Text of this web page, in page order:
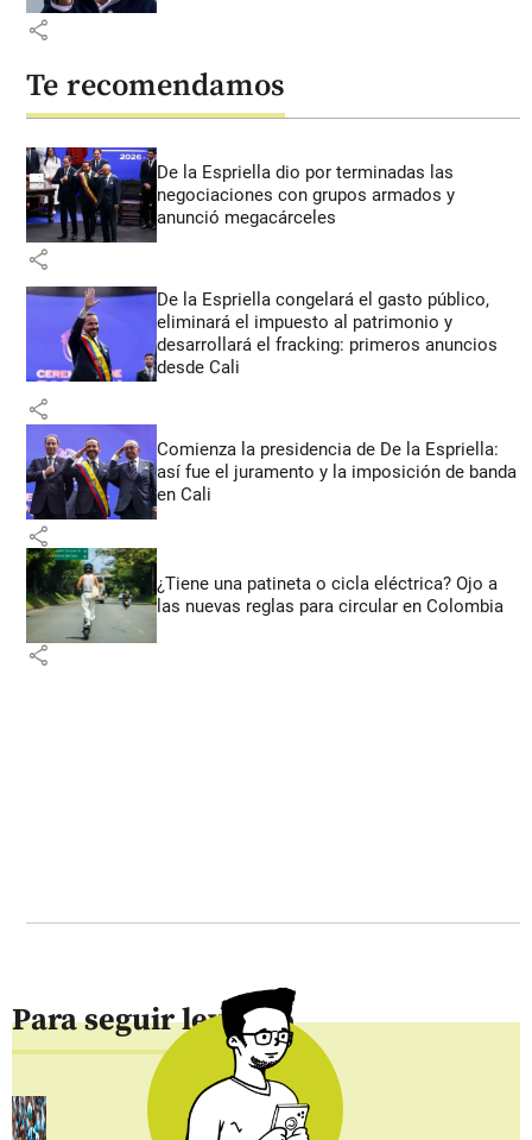
share
Te recomendamos
De la Espriella dio por terminadas las
negociaciones con grupos armados y
anunció megacárceles
share
De la Espriella congelará el gasto público,
eliminará el impuesto al patrimonio y
desarrollará el fracking: primeros anuncios
desde Cali
share
Comienza la presidencia de De la Espriella:
así fue el juramento y la imposición de banda
en Cali
share
¿Tiene una patineta o cicla eléctrica? Ojo a
las nuevas reglas para circular en Colombia
share
Para seguir leyendo